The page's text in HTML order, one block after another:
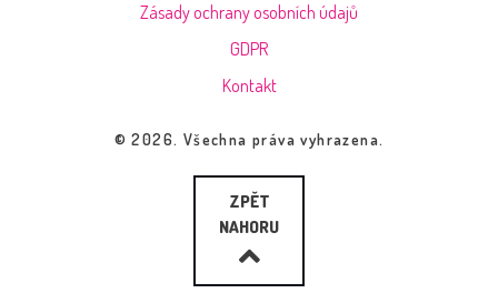
Zásady ochrany osobních údajů
GDPR
Kontakt
© 2026. Všechna práva vyhrazena.
ZPĚT
NAHORU